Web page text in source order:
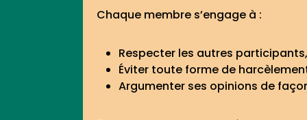
Chaque membre s’engage à :
Respecter les autres
Éviter toute forme de
Argumenter ses opinions de